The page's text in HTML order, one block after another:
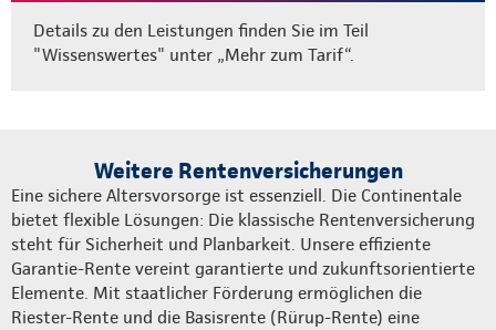
Details zu den Leistungen finden Sie im Teil
"Wissenswertes" unter „Mehr zum Tarif“.
Weitere Rentenversicherungen
Eine sichere Altersvorsorge ist essenziell. Die Continentale
bietet flexible Lösungen: Die klassische Rentenversicherung
steht für Sicherheit und Planbarkeit. Unsere effiziente
Garantie-Rente vereint garantierte und zukunftsorientierte
Elemente. Mit staatlicher Förderung ermöglichen die
Riester-Rente und die Basisrente (Rürup-Rente) eine